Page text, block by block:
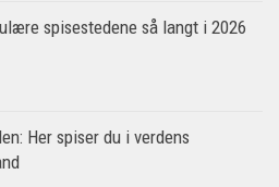
spisestedene så langt i 2026
Her spiser du i verdens